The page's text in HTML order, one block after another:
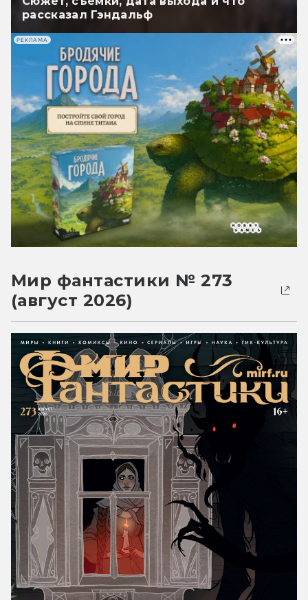
рассказал Гэндальф
РЕКЛАМА
Мир фантастики № 273
(август 2026)